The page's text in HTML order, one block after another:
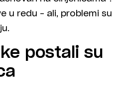
u redu – ali, problemi su
postali su